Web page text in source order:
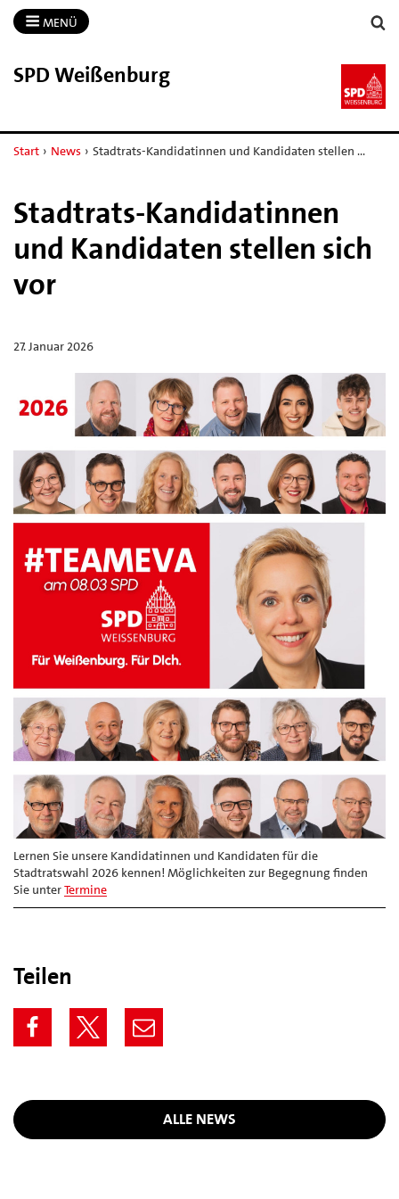
MENÜ
SPD Weißenburg
Start › News › Stadtrats-Kandidatinnen und Kandidaten stellen …
Stadtrats-Kandidatinnen
und Kandidaten stellen sich
vor
27. Januar 2026
Lernen Sie unsere Kandidatinnen und Kandidaten für die
Stadtratswahl 2026 kennen! Möglichkeiten zur Begegnung finden
Sie unterTermine
Teilen
ALLE NEWS